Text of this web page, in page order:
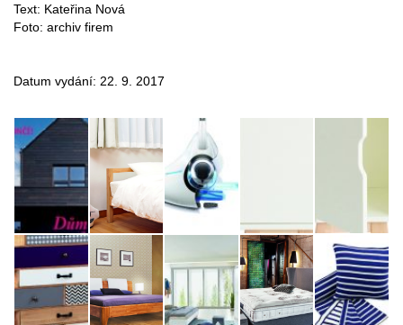
Text: Kateřina Nová
Foto: archiv firem
Datum vydání: 22. 9. 2017